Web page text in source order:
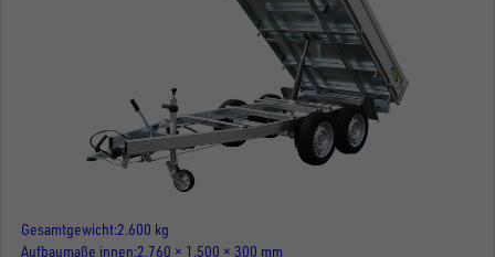
Gesamtgewicht 2.600 kg
Aufbaumaße innen 2.760 × 1.500 × 300 mm